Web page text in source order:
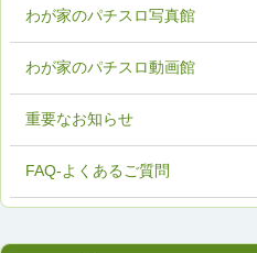
FAQ-よくあるご質問
わが家のパチスロ写真館
わが家のパチスロ動画館
重要なお知らせ